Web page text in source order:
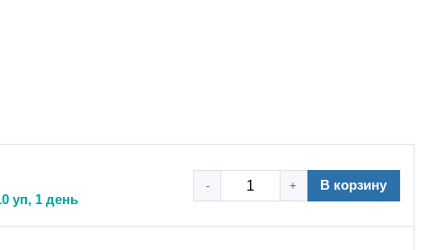
сантехниками, а также при наружном
элементов в сборке, организация порядка в
уп, 1 день
- + В корзину